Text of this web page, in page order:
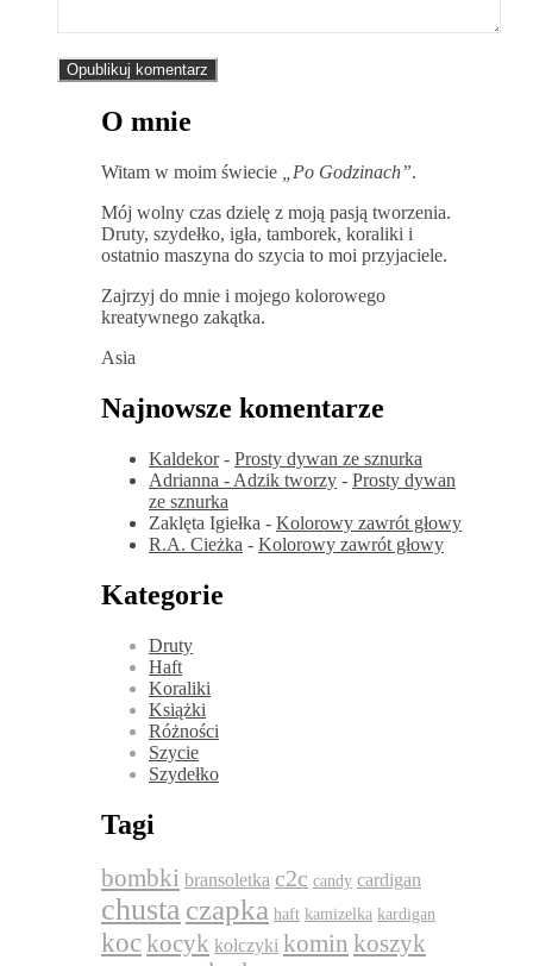
O mnie
Witam w moim świecie „Po Godzinach”.
Mój wolny czas dzielę z moją pasją tworzenia.
Druty, szydełko, igła, tamborek, koraliki i
ostatnio maszyna do szycia to moi przyjaciele.
Zajrzyj do mnie i mojego kolorowego
kreatywnego zakątka.
Asia
Najnowsze komentarze
Kaldekor- Prosty dywan ze sznurka
Adrianna - Adzik tworzy - Prosty dywan
ze sznurka
Zaklęta Igiełka - Kolorowy zawrót głowy
R.A. Cieżka - Kolorowy zawrót głowy
Kategorie
Druty
Haft
Koraliki
Książki
Różności
Szycie
Szydełko
Tagi
bombki bransoletka c2c candy cardigan
chusta czapka haft kamizelka kardigan
kockocyk kolczyki komin koszyk